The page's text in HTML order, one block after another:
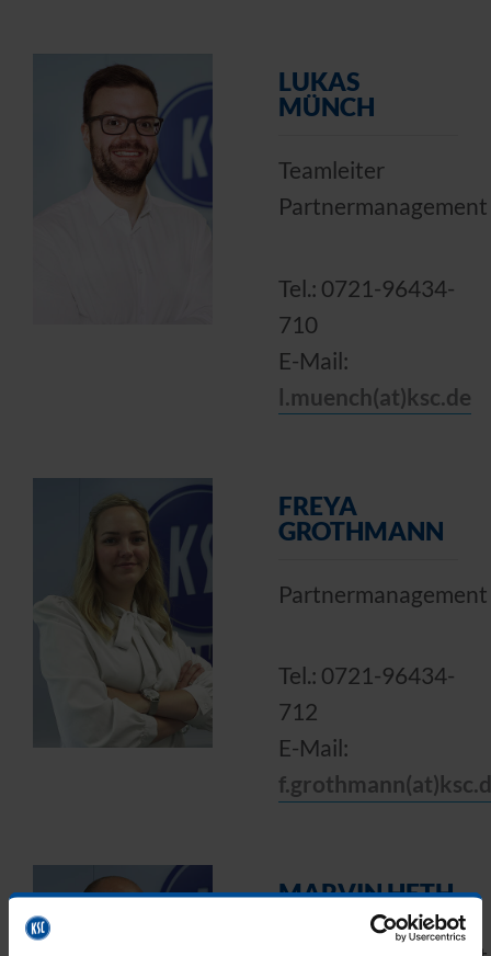
LUKAS
MÜNCH
Teamleiter
Partnermanagement
Tel.: 0721-96434-
710
E-Mail:
l.muench(at)ksc.de
FREYA
GROTHMANN
Partnermanagement
Tel.: 0721-96434-
712
E-Mail:
MARVIN HETH